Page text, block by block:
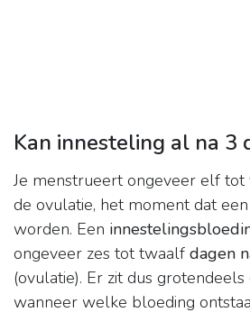
Kan innesteling al na 3
Je menstrueert ongeveer elf tot
de ovulatie, het moment dat
worden. Een
ongeveer zes tot twaalf dagen
(ovulatie). Er zit dus
wanneer welke bloeding